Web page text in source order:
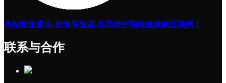
本站拒绝露点,色情等资源,共同维护和谐健康的互联网！
联系与合作